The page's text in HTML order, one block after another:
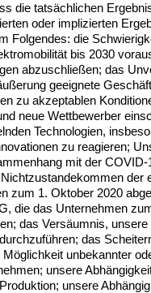
die tatsächlichen
oder implizierten
Folgendes: die
bis 2030
abzuschließen; das
geeignete
zu akzeptablen
neue Wettbewerber
Technologien,
zu reagieren;
mit der
der
zum 1. Oktober 2020
die das Unternehmen
das Versäumnis,
das
unbekannter
unsere
unsere